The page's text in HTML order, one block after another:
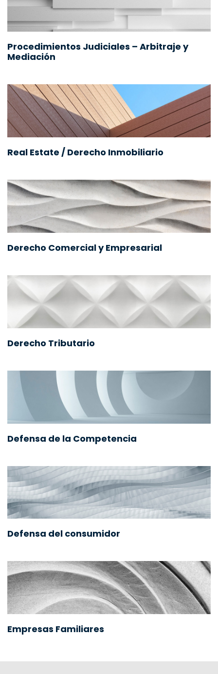
Procedimientos Judiciales – Arbitraje y
Mediación
Real Estate / Derecho Inmobiliario
Derecho Comercial y Empresarial
Derecho Tributario
Defensa de la Competencia
Defensa del consumidor
Empresas Familiares